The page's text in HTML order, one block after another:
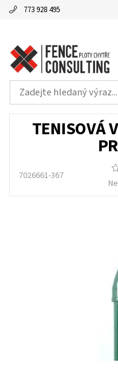
773 928 495
TENISOVÁ
7026661-367